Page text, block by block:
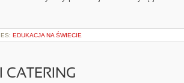
EDUKACJA NA ŚWIECIE
CATERING